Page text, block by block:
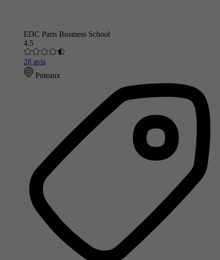
EDC Paris Business School
4.5
28 avis
Puteaux